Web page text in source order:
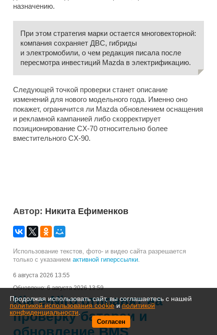
назначению.
При этом стратегия марки остается многовекторной:
компания сохраняет ДВС, гибриды
и электромобили, о чем редакция писала после
пересмотра инвестиций Mazda в электрификацию.
Следующей точкой проверки станет описание
изменений для нового модельного года. Именно оно
покажет, ограничится ли Mazda обновлением оснащения
и рекламной кампанией либо скорректирует
позиционирование CX-70 относительно более
вместительного CX-90.
Автор: Никита Ефименков
Использование текстов, фото- и видео сайта разрешается
только с указанием активной гиперссылки
6 августа 2026 13:55
Обновлено:6 августа 2026 13:59
Kia e-Niro отправят на
проверку батареи и
обновление BMS
Продолжая использовать сайт, вы соглашаетесь с нашей
политикой использования cookieиполитикой
конфиденциальности
Согласен